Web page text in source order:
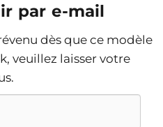
par e-mail
dès que ce modèle
veuillez laisser votre